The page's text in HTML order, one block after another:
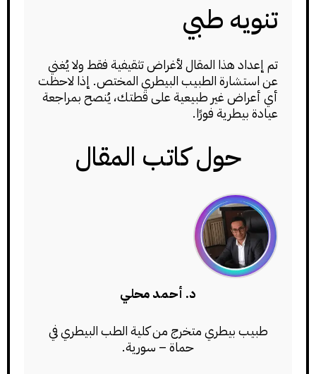
تنويه طبي
تم إعداد هذا المقال لأغراض تثقيفية فقط ولا يُغني
عن استشارة الطبيب البيطري المختص. إذا لاحظت
أي أعراض غير طبيعية على قطتك، يُنصح بمراجعة
عيادة بيطرية فورًا.
حول كاتب المقال
د. أحمد محلي
طبيب بيطري متخرج من كلية الطب البيطري في
حماة – سورية.